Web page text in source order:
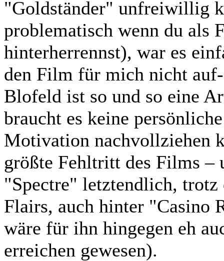
"Goldständer" unfreiwillig
problematisch wenn du als
hinterherrennst), war es
den Film für mich nicht
Blofeld ist so und so eine
braucht es keine
Motivation nachvollziehen
größte Fehltritt des Films –
"Spectre" letztendlich, trotz
Flairs, auch hinter
wäre für ihn hingegen eh
erreichen gewesen).